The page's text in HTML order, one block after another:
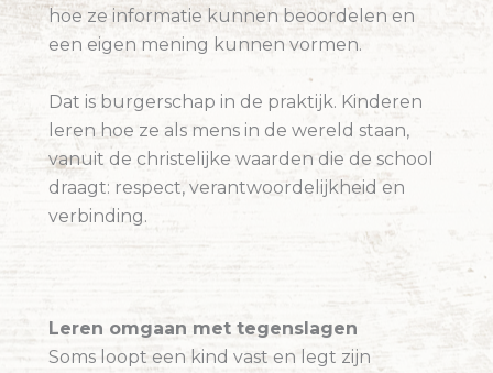
hoe ze informatie kunnen beoordelen en
een eigen mening kunnen vormen.
Dat is burgerschap in de praktijk. Kinderen
leren hoe ze als mens in de wereld staan,
vanuit de christelijke waarden die de school
draagt: respect, verantwoordelijkheid en
verbinding.
Leren omgaan met tegenslagen
Soms loopt een kind vast en legt zijn